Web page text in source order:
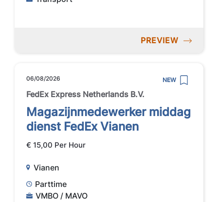
PREVIEW
06/08/2026 NEW
FedEx Express Netherlands B.V.
Magazijnmedewerker middag
dienst FedEx Vianen
€ 15,00 Per Hour
Vianen
Parttime
VMBO / MAVO